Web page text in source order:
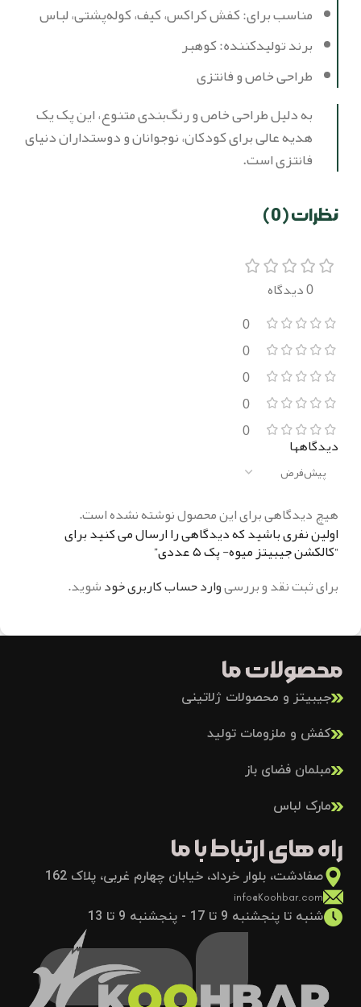
مناسب برای: کفش کراکس، کیف، کوله‌پشتی، لباس
برند تولیدکننده: کوهبر
طراحی خاص و فانتزی
به دلیل طراحی خاص و رنگ‌بندی متنوع، این پک یک
هدیه عالی برای کودکان، نوجوانان و دوستداران دنیای
فانتزی است.
نظرات (0)
0 دیدگاه
0
0
0
0
0
دیدگاهها
هیچ دیدگاهی برای این محصول نوشته نشده است.
اولین نفری باشید که دیدگاهی را ارسال می کنید برای
“کالکشن جیبیتز میوه- پک ۵ عددی”
برای ثبت نقد و بررسیوارد حساب کاربری خودشوید.
محصولات ما
جیبیتز و محصولات ژلاتینی
کفش و ملزومات تولید
مبلمان فضای باز
مارک لباس
راه های ارتباط با ما
صفادشت، بلوار خرداد، خیابان چهارم غربی، پلاک 162
info@Koohbar.com
شنبه تا پنجشنبه 9 تا 17 - پنجشنبه 9 تا 13